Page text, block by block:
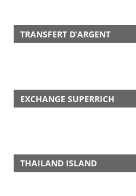
TRANSFERT D’ARGENT
EXCHANGE SUPERRICH
THAILAND ISLAND